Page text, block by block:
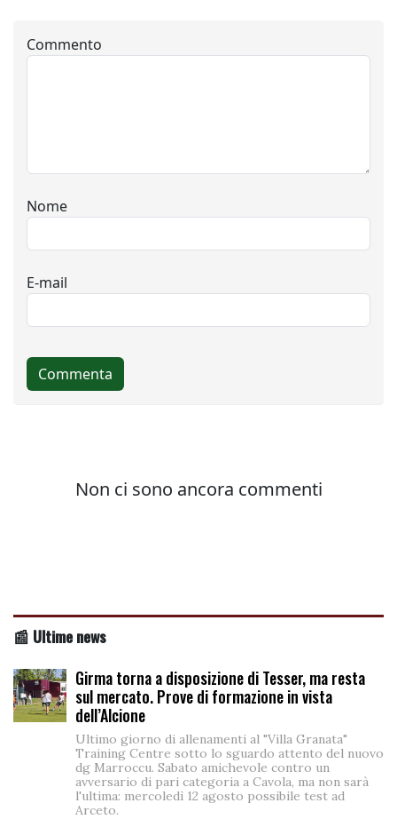
📰 Ultime news
Girma torna a disposizione di Tesser, ma resta
sul mercato. Prove di formazione in vista
dell’Alcione
Ultimo giorno di allenamenti al "Villa Granata"
Training Centre sotto lo sguardo attento del nuovo
dg Marroccu. Sabato amichevole contro un
avversario di pari categoria a Cavola, ma non sarà
l'ultima: mercoledì 12 agosto possibile test ad
Arceto.